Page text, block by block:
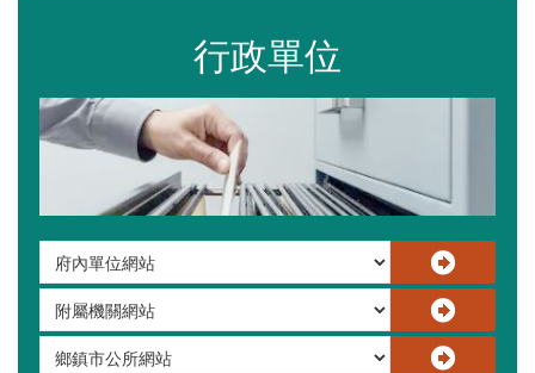
行政單位